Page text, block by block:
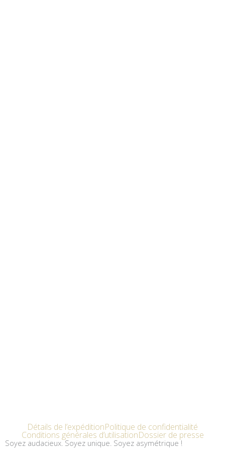
Détails de l’expéditionPolitique de confidentialité
Conditions générales d’utilisationDossier de presse
Soyez audacieux. Soyez unique. Soyez asymétrique !